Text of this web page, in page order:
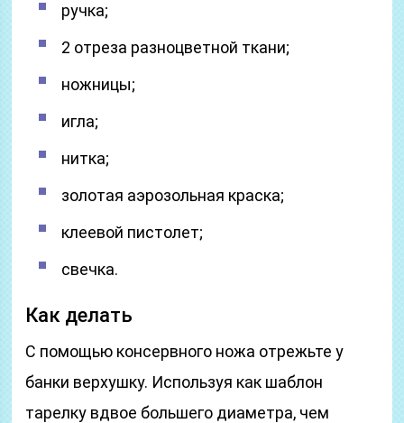
ручка;
2 отреза разноцветной ткани;
ножницы;
игла;
нитка;
золотая аэрозольная краска;
клеевой пистолет;
свечка.
Как делать
С помощью консервного ножа отрежьте у
банки верхушку. Используя как шаблон
тарелку вдвое большего диаметра, чем